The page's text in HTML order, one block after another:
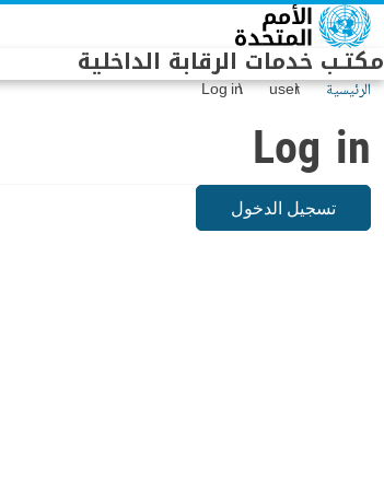
Skip to main content
مكتـب خدمات الرقابة الداخلية
الرئيسية user
Log in
Log in
تسجيل الدخول